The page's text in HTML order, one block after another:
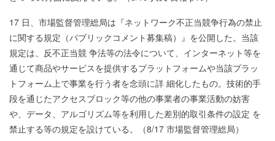
17 日、市場監督管理総局は『ネットワーク不正当競争行為の禁止
に関する規定（パブリックコメント募集稿）』を公開した。当該
規定は、反不正当競 争法等の法令について、インターネット等を
通じて商品やサービスを提供するプラットフォームや当該プラッ
トフォーム上で事業を行う者を念頭に詳 細化したもの。技術的手
段を通じたアクセスブロック等の他の事業者の事業活動の妨害
や、データ、アルゴリズム等を利用した差別的取引条件の設定 を
禁止する等の規定を設けている。（8/17 市場監督管理総局）